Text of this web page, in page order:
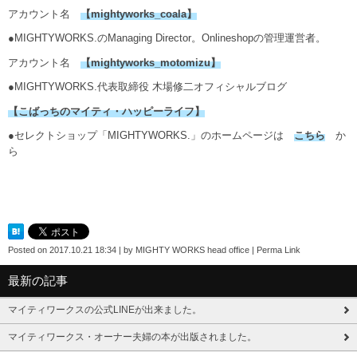
アカウント名 【mightyworks_coala】
●MIGHTYWORKS.のManaging Director。Onlineshopの管理運営者。
アカウント名 【mightyworks_motomizu】
●MIGHTYWORKS.代表取締役 木場修二オフィシャルブログ
【こばっちのマイティ・ハッピーライフ】
●セレクトショップ「MIGHTYWORKS.」のホームページは こちら か
ら
Posted on 2017.10.21 18:34 by MIGHTY WORKS head office Perma Link
最新の記事
マイティワークスの公式LINEが出来ました。
マイティワークス・オーナー夫婦の本が出版されました。